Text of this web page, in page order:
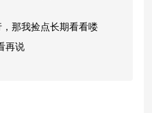
那我捡点长期看看喽
再说